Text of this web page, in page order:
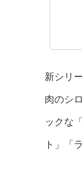
新シリ
肉のシ
ックな
ト」「